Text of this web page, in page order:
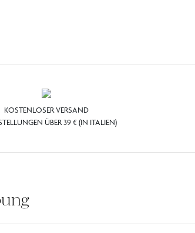
KOSTENLOSER VERSAND
ÜBER 39 € (IN ITALIEN)